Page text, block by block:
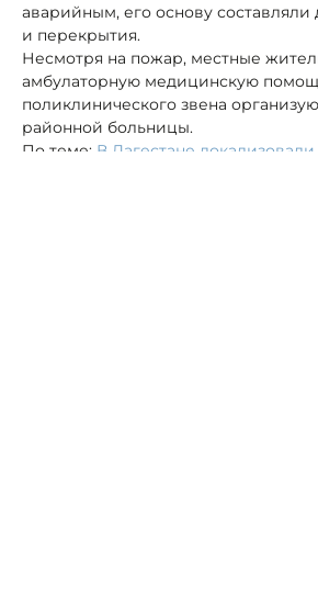
аварийным, его основу
и перекрытия.
Несмотря на пожар, местные
амбулаторную медицинскую
поликлинического звена
районной больницы.
По теме: В Дагестане